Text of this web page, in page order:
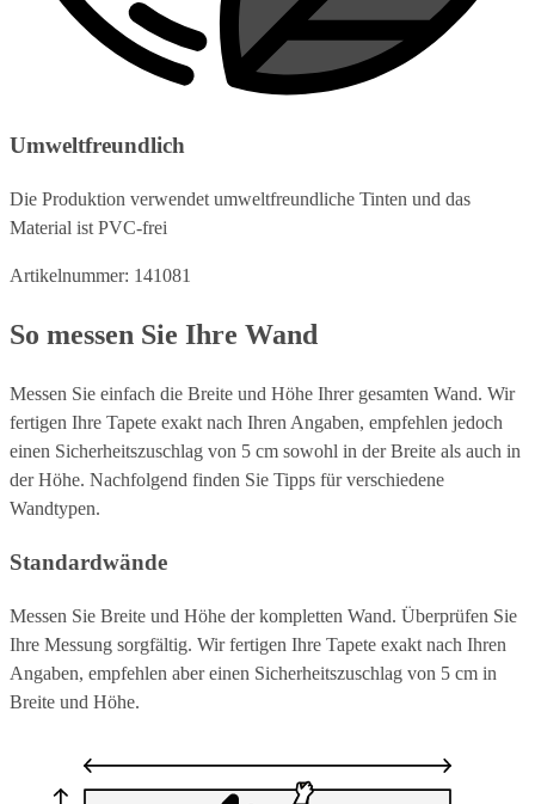
Umweltfreundlich
Die Produktion verwendet umweltfreundliche Tinten und das
Material ist PVC-frei
Artikelnummer: 141081
So messen Sie Ihre Wand
Messen Sie einfach die Breite und Höhe Ihrer gesamten Wand. Wir
fertigen Ihre Tapete exakt nach Ihren Angaben, empfehlen jedoch
einen Sicherheitszuschlag von 5 cm sowohl in der Breite als auch in
der Höhe. Nachfolgend finden Sie Tipps für verschiedene
Wandtypen.
Standardwände
Messen Sie Breite und Höhe der kompletten Wand. Überprüfen Sie
Ihre Messung sorgfältig. Wir fertigen Ihre Tapete exakt nach Ihren
Angaben, empfehlen aber einen Sicherheitszuschlag von 5 cm in
Breite und Höhe.